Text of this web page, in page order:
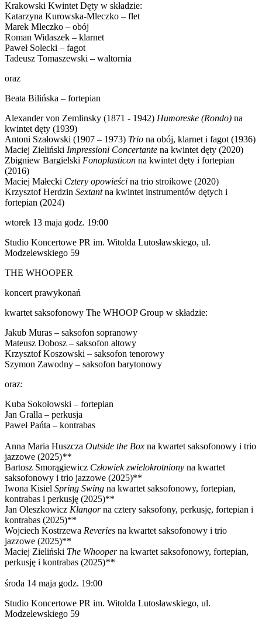
Krakowski Kwintet Dęty w składzie:
Katarzyna Kurowska-Mleczko – flet
Marek Mleczko – obój
Roman Widaszek – klarnet
Paweł Solecki – fagot
Tadeusz Tomaszewski – waltornia
oraz
Beata Bilińska – fortepian
Alexander von Zemlinsky (1871 - 1942) Humoreske (Rondo) na
kwintet dęty (1939)
Antoni Szałowski (1907 – 1973) Trio na obój, klarnet i fagot (1936)
Maciej Zieliński Impressioni Concertante na kwintet dęty (2020)
Zbigniew Bargielski Fonoplasticon na kwintet dęty i fortepian
(2016)
Maciej Małecki Cztery opowieści na trio stroikowe (2020)
Krzysztof Herdzin Sextantna kwintet instrumentów dętych i
fortepian (2024)
wtorek 13 maja godz. 19:00
Studio Koncertowe PR im. Witolda Lutosławskiego, ul.
Modzelewskiego 59
THE WHOOPER
koncert prawykonań
kwartet saksofonowy The WHOOP Group w składzie:
Jakub Muras – saksofon sopranowy
Mateusz Dobosz – saksofon altowy
Krzysztof Koszowski – saksofon tenorowy
Szymon Zawodny – saksofon barytonowy
oraz:
Kuba Sokołowski – fortepian
Jan Gralla – perkusja
Paweł Pańta – kontrabas
Anna Maria Huszcza Outside the Box na kwartet saksofonowy i trio
jazzowe (2025)**
Bartosz Smorągiewicz Człowiek zwielokrotniony na kwartet
saksofonowy i trio jazzowe (2025)**
Iwona Kisiel Spring Swing na kwartet saksofonowy, fortepian,
kontrabas i perkusję (2025)**
Jan Oleszkowicz Klangorna cztery saksofony, perkusję, fortepian i
kontrabas (2025)**
Wojciech Kostrzewa Reveries na kwartet saksofonowy i trio
jazzowe (2025)**
Maciej Zieliński The Whooperna kwartet saksofonowy, fortepian,
perkusję i kontrabas (2025)**
środa 14 maja godz. 19:00
Studio Koncertowe PR im. Witolda Lutosławskiego, ul.
Modzelewskiego 59